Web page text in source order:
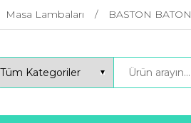
Masa Lambaları BASTON BATON